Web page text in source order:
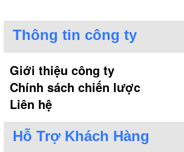
Thông tin công ty
Giới thiệu công ty
Chính sách chiến lược
Liên hệ
Hỗ Trợ Khách Hàng